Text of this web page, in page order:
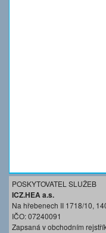
POSKYTOVATEL SLUŽEB
ICZ.HEA a.s.
Na hřebenech II 1718/10,
IČO: 07240091
Zapsaná v obchodním